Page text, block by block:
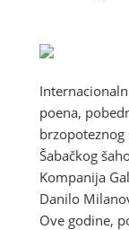
poena,
Šabačkog
Kompanija
Danilo
Ove godine,